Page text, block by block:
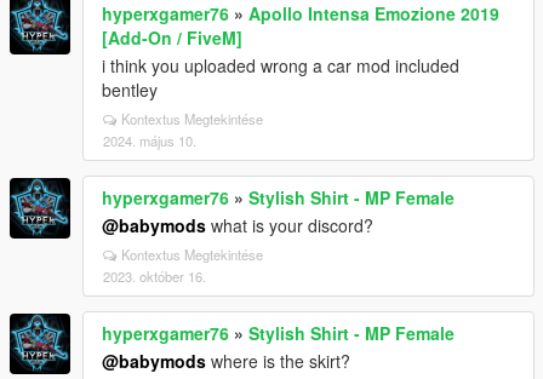
hyperxgamer76 » Apollo Intensa Emozione 2019
[Add-On / FiveM]
i think you uploaded wrong a car mod included
bentley
Kontextus Megtekintése
2024. május 10.
hyperxgamer76 » Stylish Shirt - MP Female
@babymods what is your discord?
Kontextus Megtekintése
2023. október 16.
hyperxgamer76 » Stylish Shirt - MP Female
@babymods where is the skirt?